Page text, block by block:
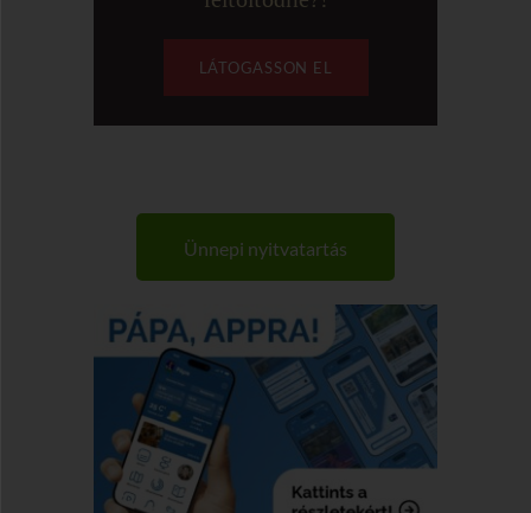
LÁTOGASSON EL
Ünnepi nyitvatartás